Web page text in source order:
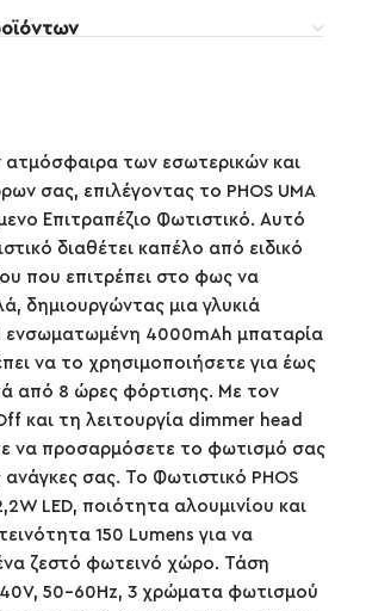
ατμόσφαιρα των εσωτερικών και
σας, επιλέγοντας το PHOS UMA
Επιτραπέζιο Φωτιστικό. Αυτό
διαθέτει καπέλο από ειδικό
που επιτρέπει στο φως να
δημιουργώντας μια γλυκιά
ενσωματωμένη 4000mAh μπαταρία
να το χρησιμοποιήσετε για έως
από 8 ώρες φόρτισης. Με τον
και τη λειτουργία dimmer head
να προσαρμόσετε το φωτισμό σας
ανάγκες σας. Το Φωτιστικό PHOS
LED, ποιότητα αλουμινίου και
150 Lumens για να
ζεστό φωτεινό χώρο. Τάση
50-60Hz, 3 χρώματα φωτισμού